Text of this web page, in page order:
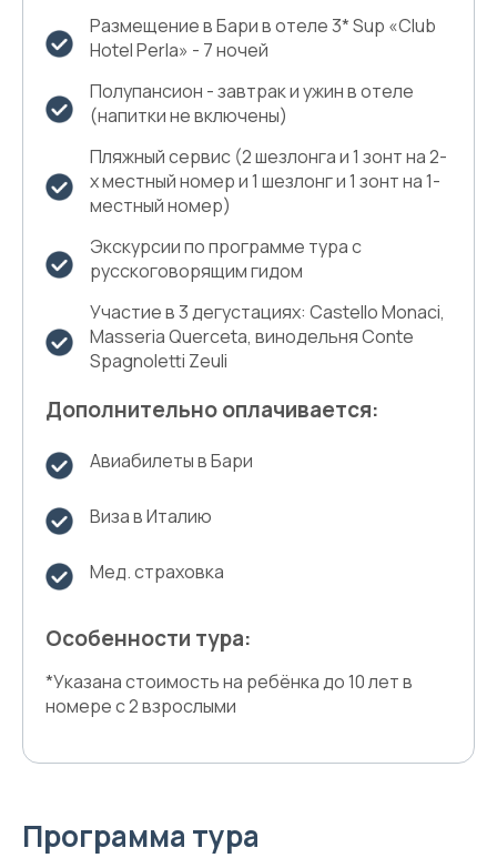
Размещение в Бари в отеле 3* Sup «Club
Hotel Perla» - 7 ночей
Полупансион - завтрак и ужин в отеле
(напитки не включены)
Пляжный сервис (2 шезлонга и 1 зонт на 2-
х местный номер и 1 шезлонг и 1 зонт на 1-
местный номер)
Экскурсии по программе тура с
русскоговорящим гидом
Участие в 3 дегустациях: Castello Monaci,
Masseria Querceta, винодельня Conte
Spagnoletti Zeuli
Дополнительно оплачивается:
Авиабилеты в Бари
Виза в Италию
Мед. страховка
Особенности тура:
*Указана стоимость на ребёнка до 10 лет в
номере с 2 взрослыми
Программа тура